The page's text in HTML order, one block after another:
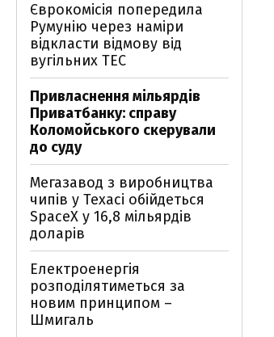
Єврокомісія попередила
Румунію через наміри
відкласти відмову від
вугільних ТЕС
Привласнення мільярдів
Приватбанку: справу
Коломойського скерували
до суду
Мегазавод з виробництва
чипів у Техасі обійдеться
SpaceX у 16,8 мільярдів
доларів
Електроенергія
розподілятиметься за
новим принципом –
Шмигаль